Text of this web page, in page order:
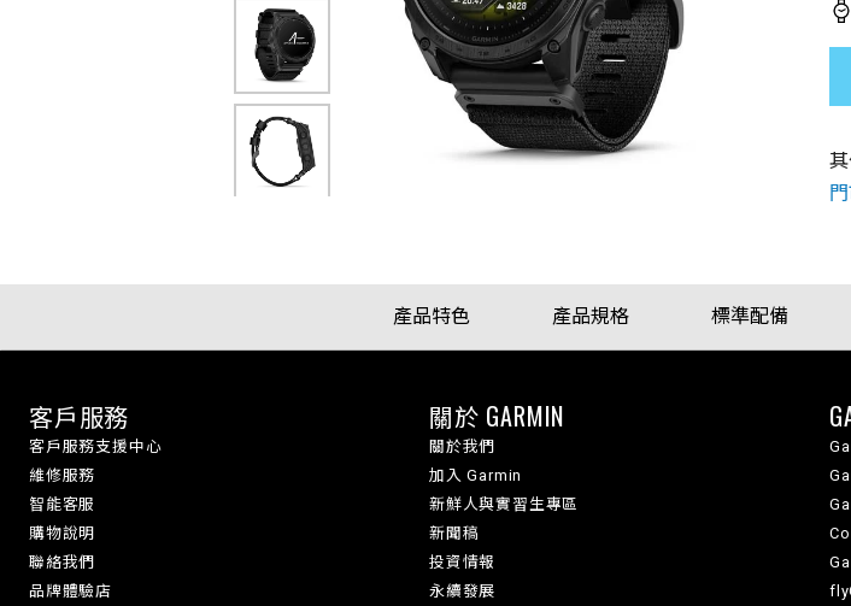
產品特色 產品規格 標準配備
客戶服務
客戶服務支援中心
維修服務
智能客服
購物說明
聯絡我們
品牌體驗店
關於 GARMIN
關於我們
加入 Garmin
新鮮人與實習生專區
新聞稿
投資情報
永續發展